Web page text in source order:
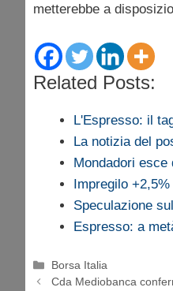
metterebbe a
Related Posts:
L'Espresso: il
La notizia del
Mondadori esce
Impregilo
Speculazione
Espresso: a
Categorie
Borsa Italia
Cda Mediobanca